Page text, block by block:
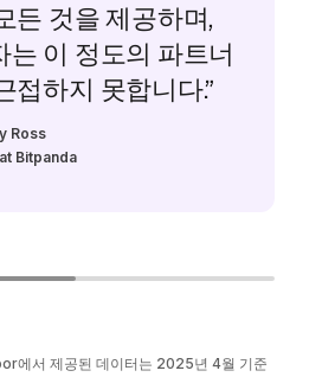
든 것을 제공하며,
는 이 정도의 파트너
접하지 못합니다.”
Ross
Bitpanda
에서 제공된 데이터는 2025년 4월 기준